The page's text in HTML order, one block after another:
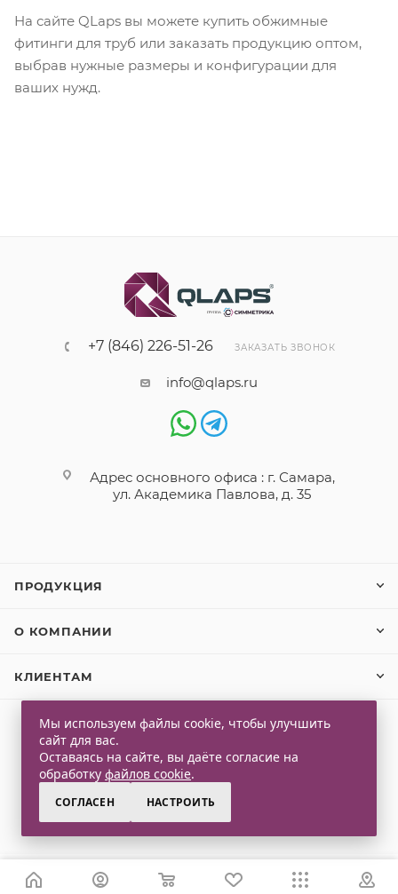
На сайте QLaps вы можете купить обжимные
фитинги для труб или заказать продукцию оптом,
выбрав нужные размеры и конфигурации для
ваших нужд.
+7 (846) 226-51-26 ЗАКАЗАТЬ ЗВОНОК
info@qlaps.ru
Адрес основного офиса : г. Самара,
ул. Академика Павлова, д. 35
ПРОДУКЦИЯ
О КОМПАНИИ
КЛИЕНТАМ
2026 © Qlaps. Все права защищены
Мы используем файлы cookie, чтобы улучшить
сайт для вас.
Оставаясь на сайте, вы даёте согласие на
обработку файлов cookie.
СОГЛАСЕН НАСТРОИТЬ